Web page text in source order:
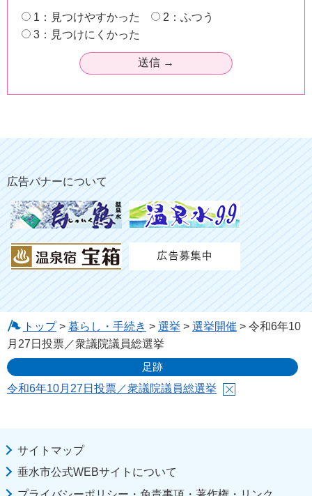
1：見つけやすかった
2：ふつう
3：見つけにくかった
広告バナーについて
トップ> 暮らし・手続き > 選挙 > 選挙開催 > 令和6年10
月27日投票／衆議院議員総選挙
足跡
令和6年10月27日投票／衆議院議員総選挙
サイトマップ
垂水市公式WEBサイトについて